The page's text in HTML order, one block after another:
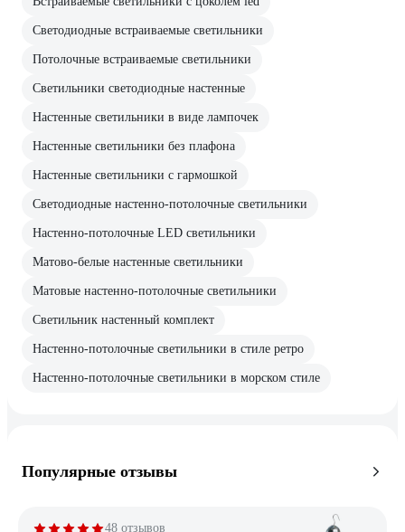
Светодиодные встраиваемые светильники
Потолочные встраиваемые светильники
Светильники светодиодные настенные
Настенные светильники в виде лампочек
Настенные светильники без плафона
Настенные светильники с гармошкой
Светодиодные настенно-потолочные светильники
Настенно-потолочные LED светильники
Матово-белые настенные светильники
Матовые настенно-потолочные светильники
Светильник настенный комплект
Настенно-потолочные светильники в стиле ретро
Настенно-потолочные светильники в морском стиле
Популярные отзывы
48 отзывов